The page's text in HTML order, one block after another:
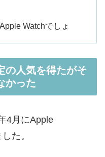
Watchでしょ
の人気を得たがそ
かった
4月にApple
た。